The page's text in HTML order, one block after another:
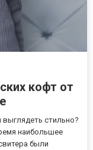
кофт от
стильно?
наибольшее
были